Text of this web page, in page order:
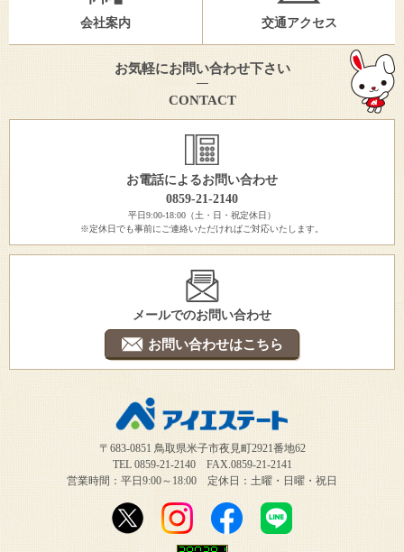
会社案内 交通アクセス
お気軽にお問い合わせ下さい
CONTACT
お電話によるお問い合わせ
0859-21-2140
平日9:00-18:00（土・日・祝定休日）
※定休日でも事前にご連絡いただければご対応いたします。
メールでのお問い合わせ
お問い合わせはこちら
〒683-0851 鳥取県米子市夜見町2921番地62
TEL 0859-21-2140 FAX.0859-21-2141
営業時間：平日9:00～18:00 定休日：土曜・日曜・祝日